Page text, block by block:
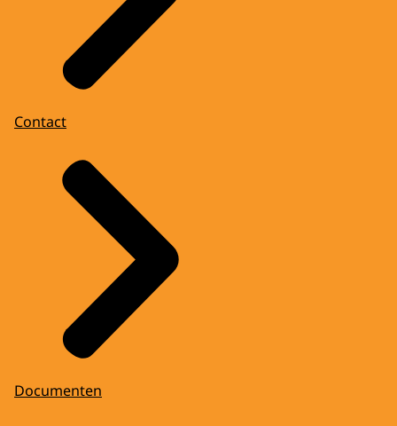
Contact
Documenten